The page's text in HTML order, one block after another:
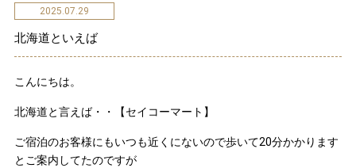
2025.07.29
北海道といえば
こんにちは。
北海道と言えば・・【セイコーマート】
ご宿泊のお客様にもいつも近くにないので歩いて20分かかります
とご案内してたのですが